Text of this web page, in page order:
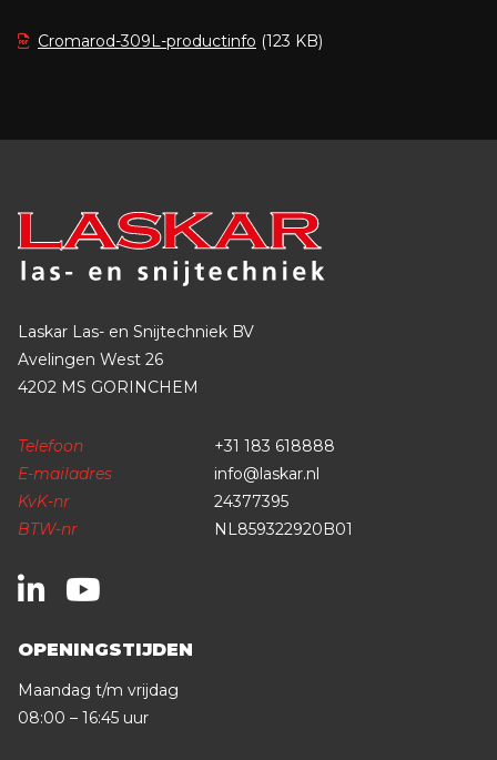
Cromarod-309L-productinfo (123 KB)
Laskar Las- en Snijtechniek BV
Avelingen West 26
4202 MS GORINCHEM
Telefoon
+31 183 618888
E-mailadres
info@laskar.nl
KvK-nr
24377395
BTW-nr
NL859322920B01
OPENINGSTIJDEN
Maandag t/m vrijdag
08:00 – 16:45 uur